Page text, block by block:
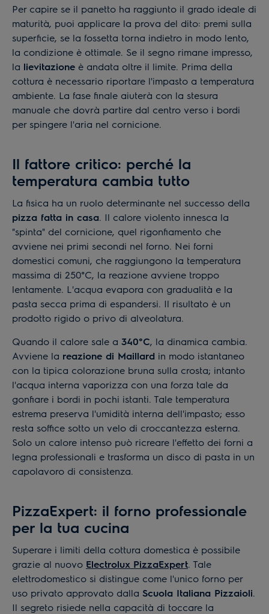
Per capire se il panetto ha raggiunto il grado ideale di
maturità, puoi applicare la prova del dito: premi sulla
superficie, se la fossetta torna indietro in modo lento,
la condizione è ottimale. Se il segno rimane impresso,
la lievitazione è andata oltre il limite. Prima della
cottura è necessario riportare l'impasto a temperatura
ambiente. La fase finale aiuterà con la stesura
manuale che dovrà partire dal centro verso i bordi
per spingere l'aria nel cornicione.
Il fattore critico: perché la
temperatura cambia tutto
La fisica ha un ruolo determinante nel successo della
pizza fatta in casa. Il calore violento innesca la
"spinta" del cornicione, quel rigonfiamento che
avviene nei primi secondi nel forno. Nei forni
domestici comuni, che raggiungono la temperatura
massima di 250°C, la reazione avviene troppo
lentamente. L'acqua evapora con gradualità e la
pasta secca prima di espandersi. Il risultato è un
prodotto rigido o privo di alveolatura.
Quando il calore sale a 340°C, la dinamica cambia.
Avviene la reazione di Maillard in modo istantaneo
con la tipica colorazione bruna sulla crosta; intanto
l'acqua interna vaporizza con una forza tale da
gonfiare i bordi in pochi istanti. Tale temperatura
estrema preserva l'umidità interna dell'impasto; esso
resta soffice sotto un velo di croccantezza esterna.
Solo un calore intenso può ricreare l'effetto dei forni a
legna professionali e trasforma un disco di pasta in un
capolavoro di consistenza.
PizzaExpert: il forno professionale
per la tua cucina
Superare i limiti della cottura domestica è possibile
grazie al nuovo Electrolux PizzaExpert. Tale
elettrodomestico si distingue come l'unico forno per
uso privato approvato dalla Scuola Italiana Pizzaioli.
Il segreto risiede nella capacità di toccare la